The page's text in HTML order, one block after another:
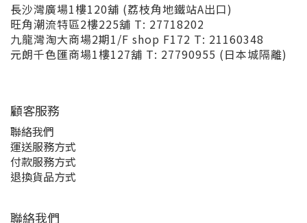
長沙灣廣場1樓120舖 (荔枝角地鐵站A出口)
旺角潮流特區2樓225舖 T: 27718202
九龍灣淘大商場2期1/F shop F172 T: 21160348
元朗千色匯商場1樓127舖 T: 27790955 (日本城隔離)
顧客服務
聯絡我們
運送服務方式
付款服務方式
退換貨品方式
聯絡我們